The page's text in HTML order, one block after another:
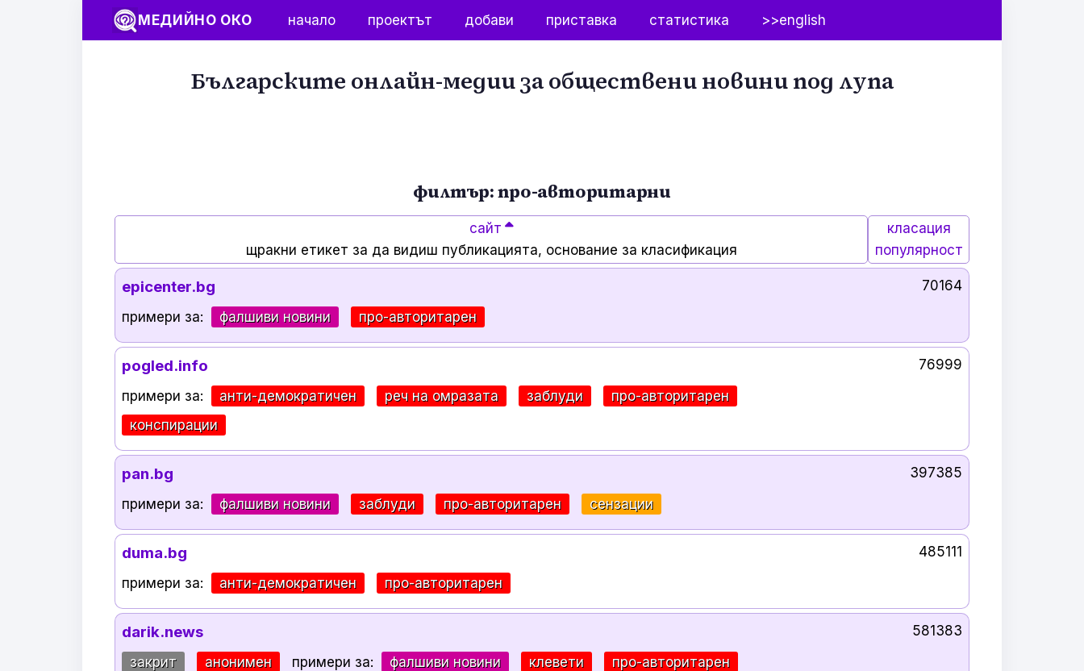
МЕДИЙНО ОКО начало проектът добави приставка статистика >>english
Българските онлайн-медии за обществени новини под лупа
филтър: про-авторитарни
сайт
щракни етикет за да видиш публикацията, основание за класификация
класация
популярност
epicenter.bg
примери за: фалшиви новини про-авторитарен
70164
pogled.info
примери за: анти-демократичен реч на омразата заблуди
про-авторитарен
конспирации
76999
pan.bg
примери за: фалшиви новини заблуди про-авторитарен сензации
397385
duma.bg
примери за: анти-демократичен про-авторитарен
485111
darik.news
закрит анонимен примери за: фалшиви новини клевети про-авторитарен
581383